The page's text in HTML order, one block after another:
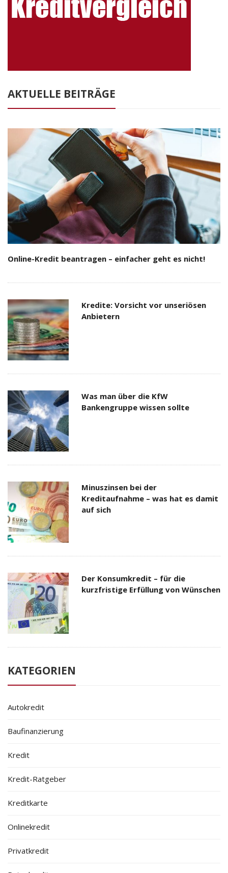
AKTUELLE BEITRÄGE
Online-Kredit beantragen – einfacher geht es nicht!
Kredite: Vorsicht vor unseriösen
Anbietern
Was man über die KfW
Bankengruppe wissen sollte
Minuszinsen bei der
Kreditaufnahme – was hat es damit
auf sich
Der Konsumkredit – für die
kurzfristige Erfüllung von Wünschen
KATEGORIEN
Autokredit
Baufinanzierung
Kredit
Kredit-Ratgeber
Kreditkarte
Onlinekredit
Privatkredit